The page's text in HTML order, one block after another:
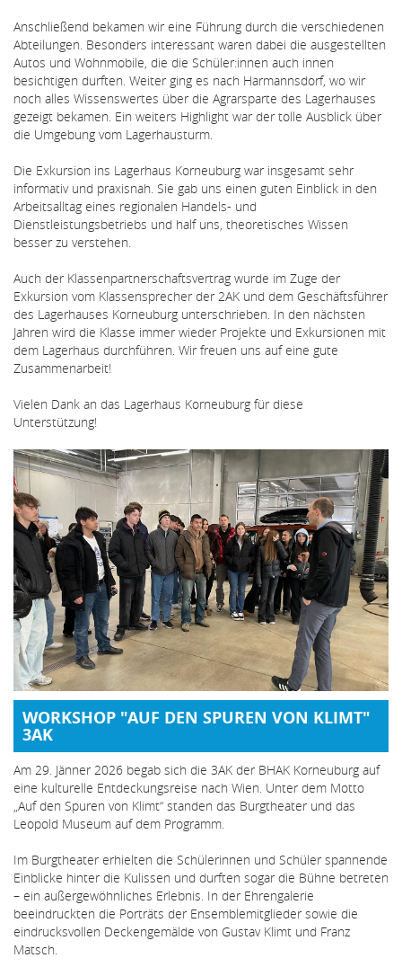
Anschließend bekamen wir eine Führung durch die verschiedenen
Abteilungen. Besonders interessant waren dabei die ausgestellten
Autos und Wohnmobile, die die Schüler:innen auch innen
besichtigen durften. Weiter ging es nach Harmannsdorf, wo wir
noch alles Wissenswertes über die Agrarsparte des Lagerhauses
gezeigt bekamen. Ein weiters Highlight war der tolle Ausblick über
die Umgebung vom Lagerhausturm.
Die Exkursion ins Lagerhaus Korneuburg war insgesamt sehr
informativ und praxisnah. Sie gab uns einen guten Einblick in den
Arbeitsalltag eines regionalen Handels- und
Dienstleistungsbetriebs und half uns, theoretisches Wissen
besser zu verstehen.
Auch der Klassenpartnerschaftsvertrag wurde im Zuge der
Exkursion vom Klassensprecher der 2AK und dem Geschäftsführer
des Lagerhauses Korneuburg unterschrieben. In den nächsten
Jahren wird die Klasse immer wieder Projekte und Exkursionen mit
dem Lagerhaus durchführen. Wir freuen uns auf eine gute
Zusammenarbeit!
Vielen Dank an das Lagerhaus Korneuburg für diese
Unterstützung!
WORKSHOP "AUF DEN SPUREN VON KLIMT"
3AK
Am 29. Jänner 2026 begab sich die 3AK der BHAK Korneuburg auf
eine kulturelle Entdeckungsreise nach Wien. Unter dem Motto
„Auf den Spuren von Klimt“ standen das Burgtheater und das
Leopold Museum auf dem Programm.
Im Burgtheater erhielten die Schülerinnen und Schüler spannende
Einblicke hinter die Kulissen und durften sogar die Bühne betreten
– ein außergewöhnliches Erlebnis. In der Ehrengalerie
beeindruckten die Porträts der Ensemblemitglieder sowie die
eindrucksvollen Deckengemälde von Gustav Klimt und Franz
Matsch.